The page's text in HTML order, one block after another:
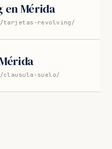
en Mérida
tarjetas-revolving/
clausula-suelo/